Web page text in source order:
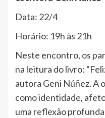
Data: 22/4
Horário: 19h às 21h
Neste encontro, os
na leitura do livro:
autora Geni Núñez. A
como identidade,
uma reflexão